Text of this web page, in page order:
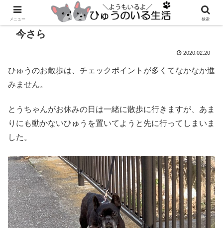
今さら
2020.02.20
ひゅうのお散歩は、チェックポイントが多くてなかなか進
みません。
とうちゃんがお休みの日は一緒に散歩に行きますが、あま
りにも動かないひゅうを置いてようと先に行ってしまいま
した。
メニュー 検索